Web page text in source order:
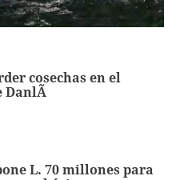
cosechas en el
DanlÃ­
L. 70 millones para